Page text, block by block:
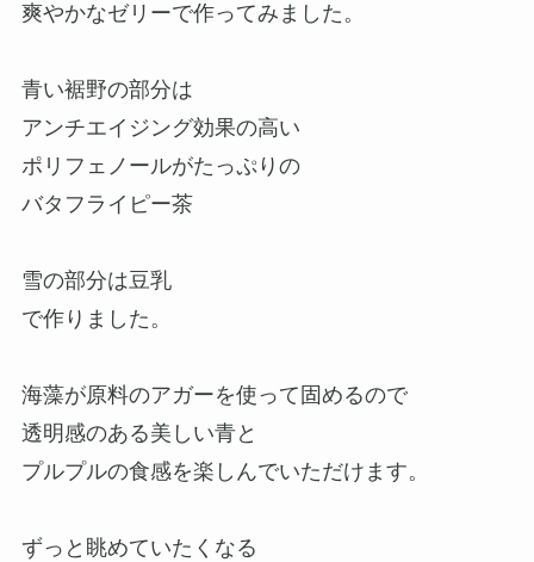
爽やかなゼリーで作ってみました。
青い裾野の部分は
アンチエイジング効果の高い
ポリフェノールがたっぷりの
バタフライピー茶
雪の部分は豆乳
で作りました。
海藻が原料のアガーを使って固めるので
透明感のある美しい青と
プルプルの食感を楽しんでいただけます。
ずっと眺めていたくなる